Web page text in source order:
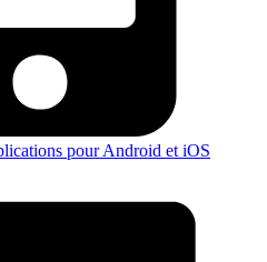
pour Android et iOS